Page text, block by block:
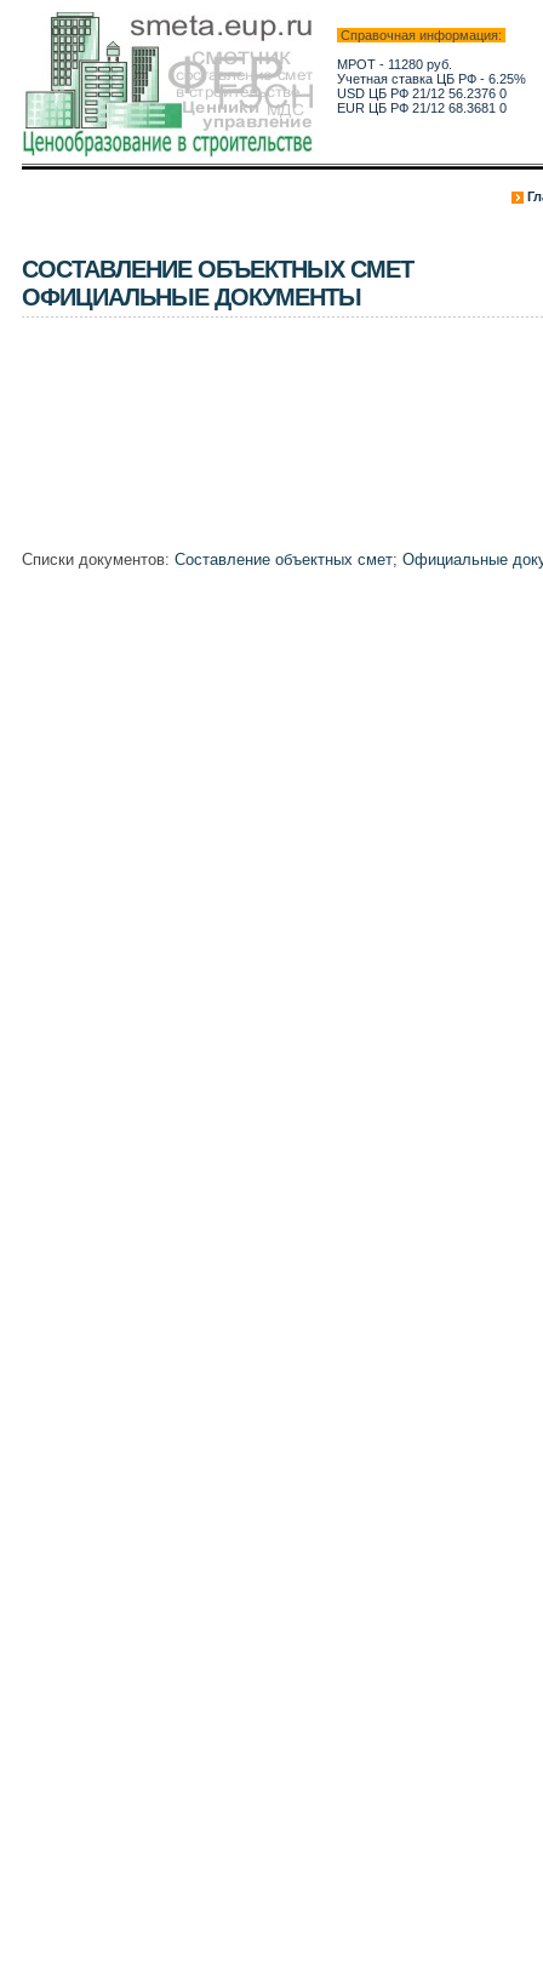
Справочная информация:
МРОТ - 11280 руб.
Учетная ставка ЦБ РФ - 6.25%
USD ЦБ РФ 21/12 56.2376 0
EUR ЦБ РФ 21/12 68.3681 0
СОСТАВЛЕНИЕ ОБЪЕКТНЫХ СМЕТ
ОФИЦИАЛЬНЫЕ ДОКУМЕНТЫ
Списки документов: Составление объектных смет; Официальные